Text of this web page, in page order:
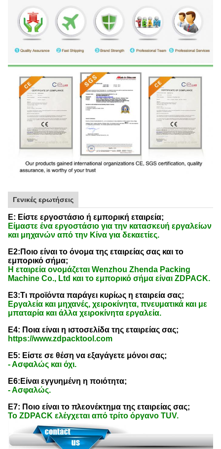
Γενικές ερωτήσεις
Ε: Είστε εργοστάσιο ή εμπορική εταιρεία;
Είμαστε ένα εργοστάσιο για την κατασκευή εργαλείων
και μηχανών από την Κίνα για δεκαετίες.
Ε2:Ποιο είναι το όνομα της εταιρείας σας και το
εμπορικό σήμα;
Η εταιρεία ονομάζεται Wenzhou Zhenda Packing
Machine Co., Ltd και το εμπορικό σήμα είναι ZDPACK.
Ε3:Τι προϊόντα παράγει κυρίως η εταιρεία σας;
Εργαλεία και μηχανές, χειροκίνητα, πνευματικά και με
μπαταρία και άλλα χειροκίνητα εργαλεία.
Ε4: Ποια είναι η ιστοσελίδα της εταιρείας σας;
https://www.zdpacktool.com
Ε5: Είστε σε θέση να εξαγάγετε μόνοι σας;
- Ασφαλώς και όχι.
Ε6:Είναι εγγυημένη η ποιότητα;
- Ασφαλώς.
Ε7: Ποιο είναι το πλεονέκτημα της εταιρείας σας;
Το ZDPACK ελέγχεται από τρίτο όργανο TUV.